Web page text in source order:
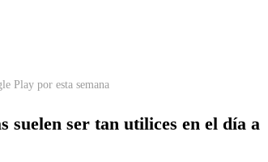
Play por esta semana
suelen ser tan utilices en el día a